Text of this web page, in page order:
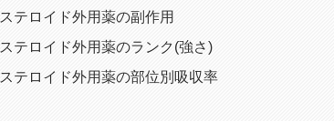
ステロイド外用薬の副作用
ステロイド外用薬のランク(強さ)
ステロイド外用薬の部位別吸収率